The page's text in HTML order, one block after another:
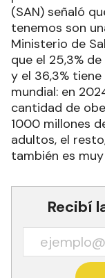
(SAN) señaló
tenemos son
Ministerio de
que el 25,3%
y el 36,3%
mundial: en
cantidad de
1000 millones
adultos, el
también es muy
Recibí